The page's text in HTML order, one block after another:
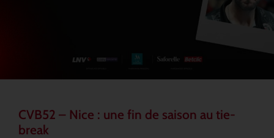
CVB52 – Nice : une fin de saison au tie-
break